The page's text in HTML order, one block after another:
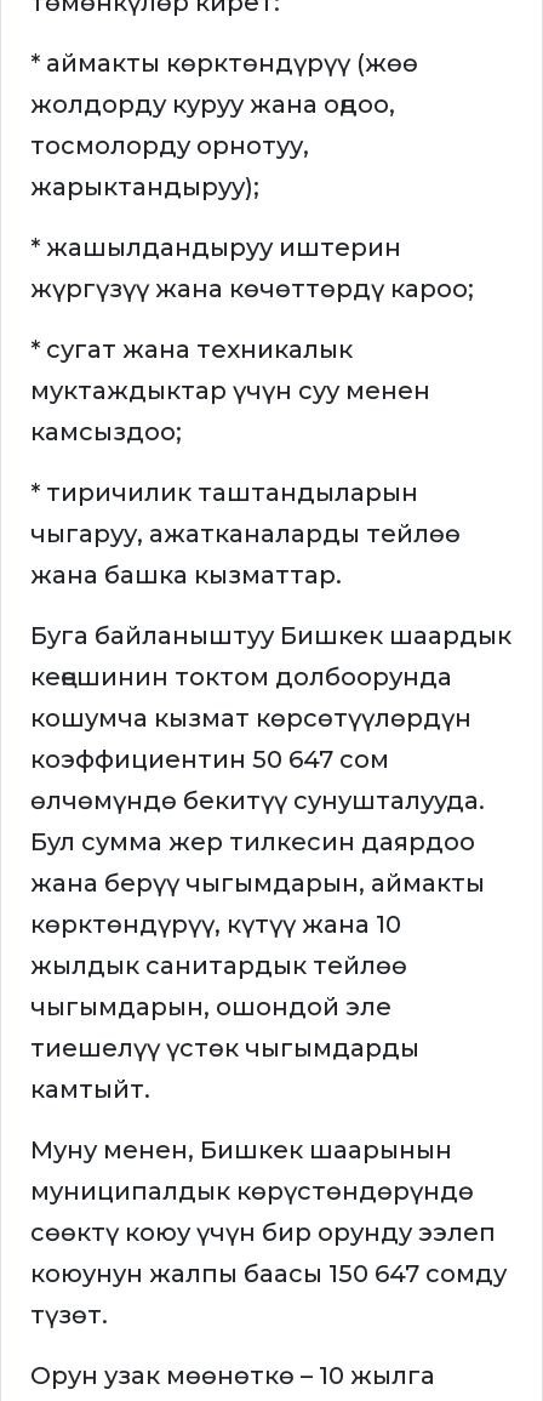
* аймакты көрктөндүрүү (жөө
жолдорду куруу жана оңдоо,
тосмолорду орнотуу,
жарыктандыруу);
* жашылдандыруу иштерин
жүргүзүү жана көчөттөрдү кароо;
* сугат жана техникалык
муктаждыктар үчүн суу менен
камсыздоо;
* тиричилик таштандыларын
чыгаруу, ажатканаларды тейлөө
жана башка кызматтар.
Буга байланыштуу Бишкек шаардык
кеңешинин токтом долбоорунда
кошумча кызмат көрсөтүүлөрдүн
коэффициентин 50 647 сом
өлчөмүндө бекитүү сунушталууда.
Бул сумма жер тилкесин даярдоо
жана берүү чыгымдарын, аймакты
көрктөндүрүү, күтүү жана 10
жылдык санитардык тейлөө
чыгымдарын, ошондой эле
тиешелүү үстөк чыгымдарды
камтыйт.
Муну менен, Бишкек шаарынын
муниципалдык көрүстөндөрүндө
сөөктү коюу үчүн бир орунду ээлеп
коюунун жалпы баасы 150 647 сомду
түзөт.
Орун узак мөөнөткө – 10 жылга